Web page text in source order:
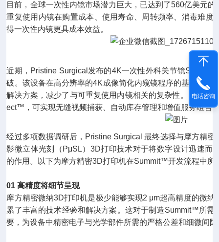
目前，全球一次性内镜市场潜力巨大，已达到了560亿美元
重复使用内镜在购置成本、使用寿命、周转频率、消毒难度
得一次性内镜更具成本效益。
近期，Pristine Surgical发布的4K一次性外科关节镜
破。该设备在高分辨率的4K成像简化内窥镜程序的基础上，
解决方案，减少了与可重复使用内镜相关的复杂性。同时，
ect™，可实现无缝视频捕获、自动库存管理和增值服务组合
经过多项数据调研后，Pristine Surgical 最终选择与摩方精
影微立体光刻（PμSL）3D打印技术对于将数字设计迅速而
的作用。以下为摩方精密3D打印机在Summit™开发流程中所
01 高精度将细节呈现
摩方精密微纳3D打印机是极少能够实现2 μm超高精度的微纳
累了丰富的技术经验和解决方案。这对于制造Summit™所需
要，为设备中精密电子与光学部件所需的严格公差和细微间
电话咨询